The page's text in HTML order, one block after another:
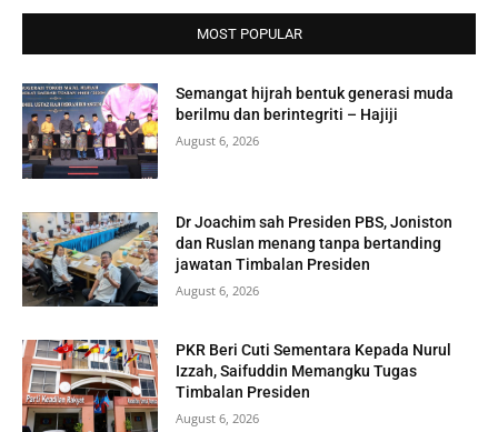
MOST POPULAR
Semangat hijrah bentuk generasi muda
berilmu dan berintegriti – Hajiji
August 6, 2026
Dr Joachim sah Presiden PBS, Joniston
dan Ruslan menang tanpa bertanding
jawatan Timbalan Presiden
August 6, 2026
PKR Beri Cuti Sementara Kepada Nurul
Izzah, Saifuddin Memangku Tugas
Timbalan Presiden
August 6, 2026